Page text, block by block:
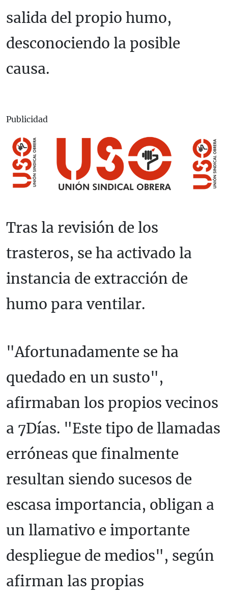
salida del propio humo,
desconociendo la posible
causa.
Publicidad
Tras la revisión de los
trasteros, se ha activado la
instancia de extracción de
humo para ventilar.
"Afortunadamente se ha
quedado en un susto",
afirmaban los propios vecinos
a 7Días. "Este tipo de llamadas
erróneas que finalmente
resultan siendo sucesos de
escasa importancia, obligan a
un llamativo e importante
despliegue de medios", según
afirman las propias